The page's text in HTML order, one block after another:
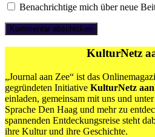
Benachrichtige mich über neue
KulturNetz
„Journal aan Zee“ ist das
gegründeten Initiative KulturNetz aan
einladen, gemeinsam mit uns und
Sprache Den Haag und mehr zu
spannenden Entdeckungsreise steht
ihre Kultur und ihre Geschichte.